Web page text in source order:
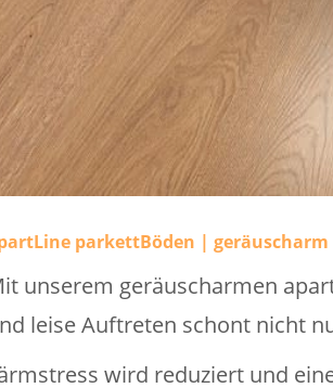
parkettBöden | geräuscharm
unserem geräuscharmen
leise Auftreten schont nicht
wird reduziert und